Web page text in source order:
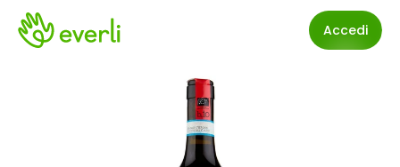
Accedi